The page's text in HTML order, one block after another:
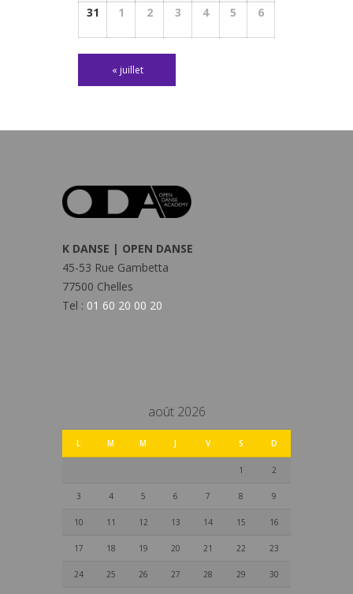
31 1 2 3 4 5 6
« juillet
K DANSE | OPEN DANSE
45-53 Rue Gambetta
77500 Chelles
Tel : 01 60 20 00 20
août 2026
L M M J V S D
1 2
3 4 5 6 7 8 9
10 11 12 13 14 15 16
17 18 19 20 21 22 23
24 25 26 27 28 29 30